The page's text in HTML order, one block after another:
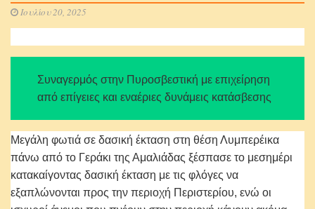
Ιουλίου 20, 2025
Συναγερμός στην Πυροσβεστική με επιχείρηση
από επίγειες και εναέριες δυνάμεις κατάσβεσης
Μεγάλη φωτιά σε δασική έκταση στη θέση Λυμπερέικα
πάνω από το Γεράκι της Αμαλιάδας ξέσπασε το μεσημέρι
κατακαίγοντας δασική έκταση με τις φλόγες να
εξαπλώνονται προς την περιοχή Περιστερίου, ενώ οι